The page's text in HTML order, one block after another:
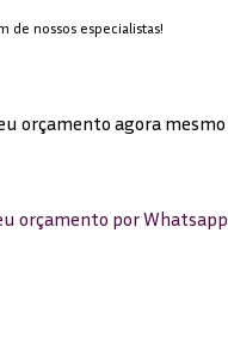
de nossos especialistas!
orçamento agora mesmo
orçamento por Whatsapp